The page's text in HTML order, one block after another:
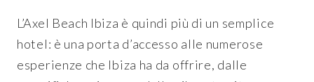
L’Axel Beach Ibiza è quindi più di un semplice
hotel: è una porta d’accesso alle numerose
esperienze che Ibiza ha da offrire, dalle